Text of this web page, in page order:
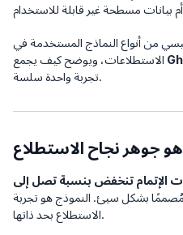
من أنواع النماذج المستخدمة في
تجربة واحدة سلسة.
جوهر نجاح الاستطلاع
الإتمام تنخفض بنسبة تصل إلى
مُصممًا بشكل سيئ. النموذج هو تجربة
الاستطلاع بحد ذاتها.